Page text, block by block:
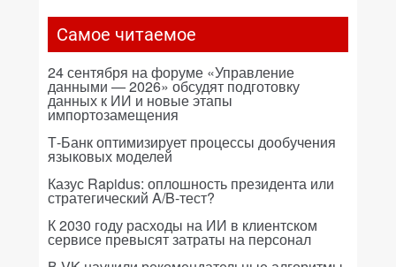
Самое читаемое
24 сентября на форуме «Управление
данными — 2026» обсудят подготовку
данных к ИИ и новые этапы
импортозамещения
Т-Банк оптимизирует процессы дообучения
языковых моделей
Казус Rapidus: оплошность президента или
стратегический A/B-тест?
К 2030 году расходы на ИИ в клиентском
сервисе превысят затраты на персонал